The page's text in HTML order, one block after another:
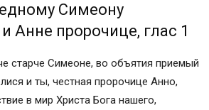
молитве Иоакиму и Анне
молитвы святым Иоакиму
забеременеть
святым Иоакиму и
на русском языке
Симеону
Анне пророчице, глас 1
старче Симеоне, во объятия приемый
и ты, честная пророчице Анно,
в мир Христа Бога нашего,